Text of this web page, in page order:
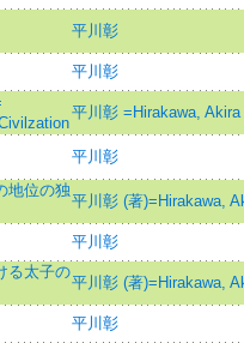
平川彰
平川彰
平川彰 =Hirakawa, Akira
平川彰
地位の独
平川彰 (著)=Hirakawa,
平川彰
る太子の
平川彰 (著)=Hirakawa,
平川彰